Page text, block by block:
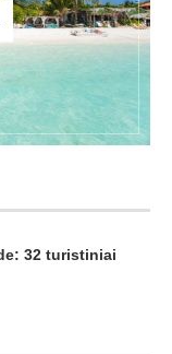
32 turistiniai